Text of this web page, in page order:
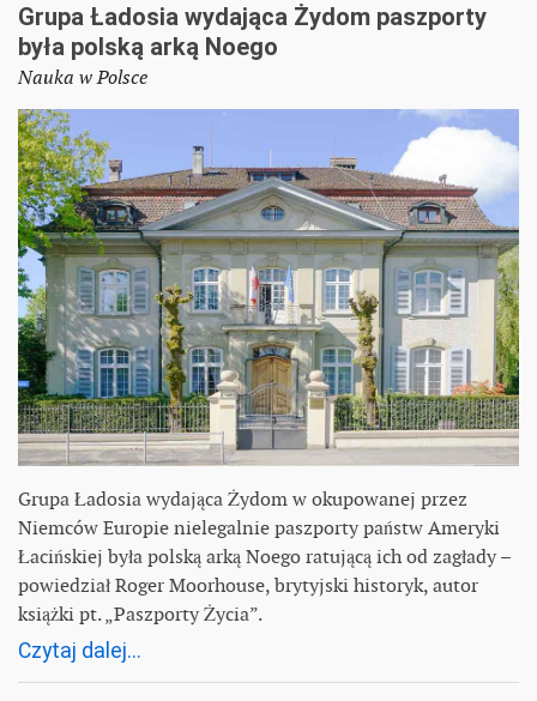
Grupa Ładosia wydająca Żydom paszporty
była polską arką Noego
Nauka w Polsce
Grupa Ładosia wydająca Żydom w okupowanej przez
Niemców Europie nielegalnie paszporty państw Ameryki
Łacińskiej była polską arką Noego ratującą ich od zagłady –
powiedział Roger Moorhouse, brytyjski historyk, autor
książki pt. „Paszporty Życia”.
Czytaj dalej...